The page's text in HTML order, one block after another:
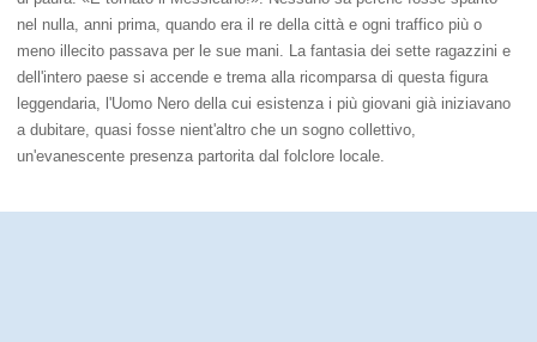
nel nulla, anni prima, quando era il re della città e ogni traffico più o
meno illecito passava per le sue mani. La fantasia dei sette ragazzini e
dell'intero paese si accende e trema alla ricomparsa di questa figura
leggendaria, l'Uomo Nero della cui esistenza i più giovani già iniziavano
a dubitare, quasi fosse nient'altro che un sogno collettivo,
un'evanescente presenza partorita dal folclore locale.